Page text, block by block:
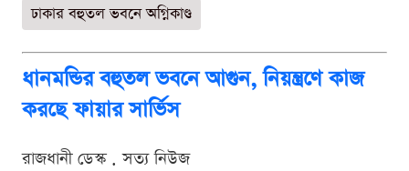
ঢাকার বহুতল ভবনে অগ্নিকাণ্ড
ধানমন্ডির বহুতল ভবনে আগুন, নিয়ন্ত্রণে কাজ
করছে ফায়ার সার্ভিস
রাজধানী ডেস্ক . সত্য নিউজ